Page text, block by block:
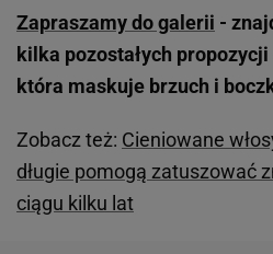
Zapraszamy do galerii -
kilka pozostałych
która maskuje brzuch i
Zobacz też: Cieniowane
długie pomogą zatuszować
ciągu kilku lat